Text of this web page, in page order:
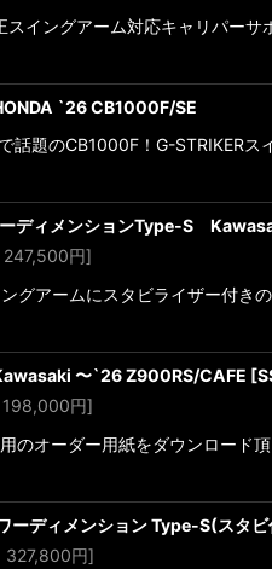
スイングアーム対応キャリパー
`26 CB1000F/SE
話題のCB1000F！G-STRIKER
ーディメンションType-S
247,500円]
グアームにスタビライザー付き
〜`26 Z900RS/CAFE [
198,000円]
のオーダー用紙をダウンロード
ーディメンション Type-S(スタ
327,800円]